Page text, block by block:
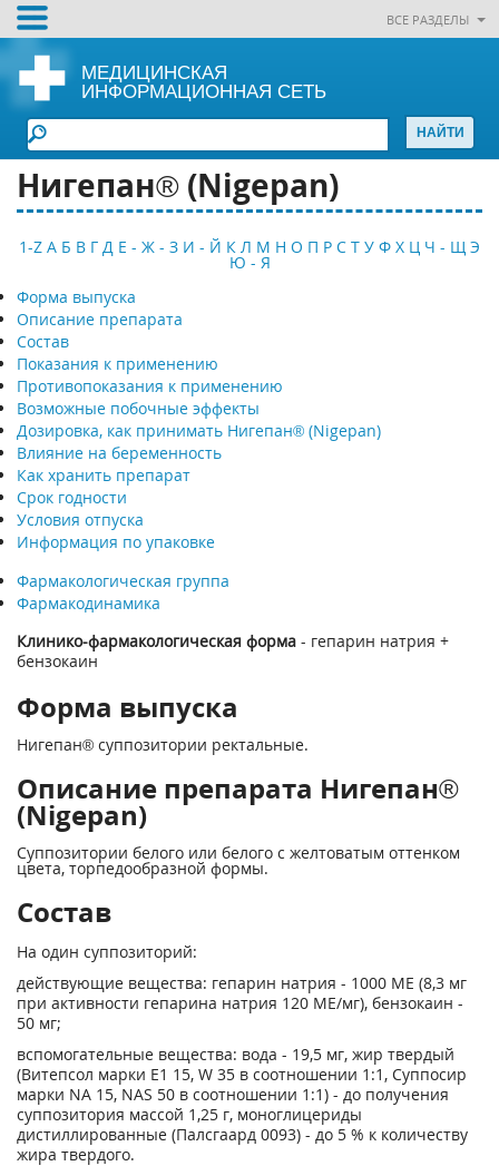
ВСЕ РАЗДЕЛЫ
МЕДИЦИНСКАЯ
ИНФОРМАЦИОННАЯ СЕТЬ
Нигепан® (Nigepan)
1-Z А Б В Г Д Е - Ж - З И - Й К Л М Н О П Р С Т У Ф Х Ц Ч - Щ Э
Ю - Я
Форма выпуска
Описание препарата
Состав
Показания к применению
Противопоказания к применению
Возможные побочные эффекты
Дозировка, как принимать Нигепан® (Nigepan)
Влияние на беременность
Как хранить препарат
Срок годности
Условия отпуска
Информация по упаковке
Фармакологическая группа
Фармакодинамика
Клинико-фармакологическая форма - гепарин натрия +
бензокаин
Форма выпуска
Нигепан® суппозитории ректальные.
Описание препарата Нигепан®
(Nigepan)
Суппозитории белого или белого с желтоватым оттенком
цвета, торпедообразной формы.
Состав
На один суппозиторий:
действующие вещества: гепарин натрия - 1000 ME (8,3 мг
при активности гепарина натрия 120 МЕ/мг), бензокаин -
50 мг;
вспомогательные вещества: вода - 19,5 мг, жир твердый
(Витепсол марки Е1 15, W 35 в соотношении 1:1, Суппосир
марки NA 15, NAS 50 в соотношении 1:1) - до получения
суппозитория массой 1,25 г, моноглицериды
дистиллированные (Палсгаард 0093) - до 5 % к количеству
жира твердого.